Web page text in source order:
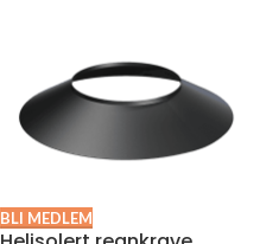
BLI MEDLEM